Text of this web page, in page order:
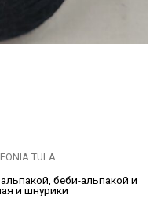
TULA
беби-альпакой и
и шнурики